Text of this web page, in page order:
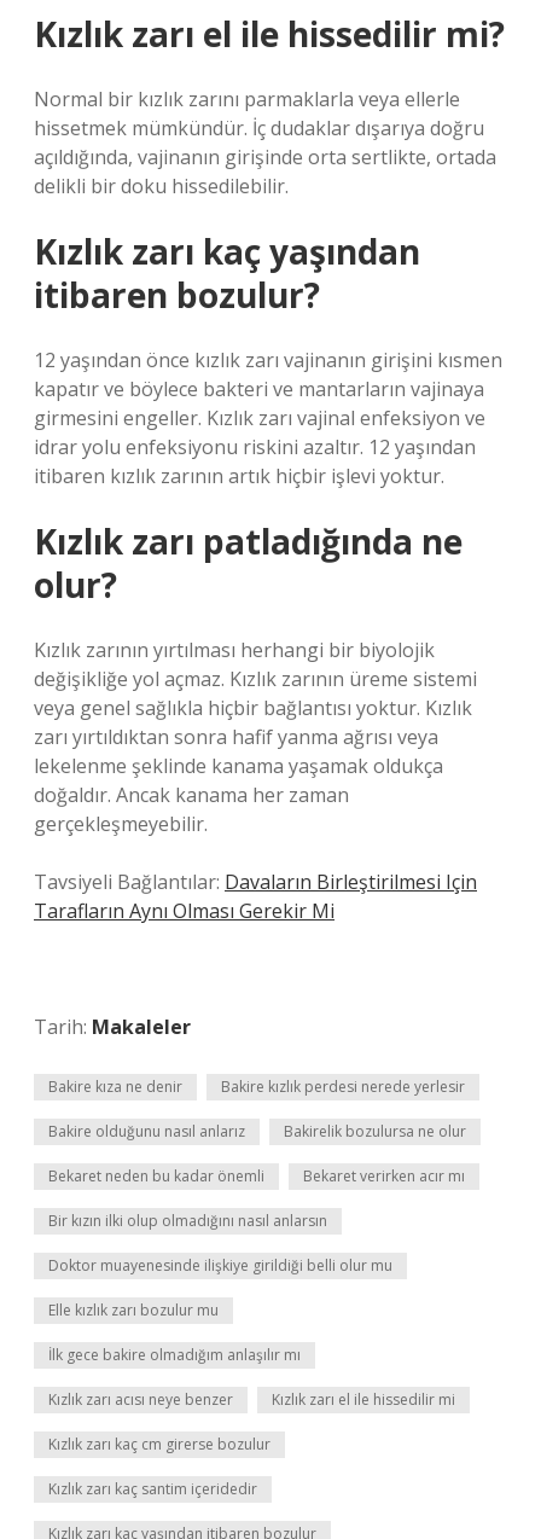
Kızlık zarı el ile hissedilir mi?
Normal bir kızlık zarını parmaklarla veya ellerle
hissetmek mümkündür. İç dudaklar dışarıya doğru
açıldığında, vajinanın girişinde orta sertlikte, ortada
delikli bir doku hissedilebilir.
Kızlık zarı kaç yaşından
itibaren bozulur?
12 yaşından önce kızlık zarı vajinanın girişini kısmen
kapatır ve böylece bakteri ve mantarların vajinaya
girmesini engeller. Kızlık zarı vajinal enfeksiyon ve
idrar yolu enfeksiyonu riskini azaltır. 12 yaşından
itibaren kızlık zarının artık hiçbir işlevi yoktur.
Kızlık zarı patladığında ne
olur?
Kızlık zarının yırtılması herhangi bir biyolojik
değişikliğe yol açmaz. Kızlık zarının üreme sistemi
veya genel sağlıkla hiçbir bağlantısı yoktur. Kızlık
zarı yırtıldıktan sonra hafif yanma ağrısı veya
lekelenme şeklinde kanama yaşamak oldukça
doğaldır. Ancak kanama her zaman
gerçekleşmeyebilir.
Tavsiyeli Bağlantılar: Davaların Birleştirilmesi Için
Tarafların Aynı Olması Gerekir Mi
Tarih: Makaleler
Bakire kıza ne denir Bakire kızlık perdesi nerede yerlesir
Bakire olduğunu nasıl anlarız Bakirelik bozulursa ne olur
Bekaret neden bu kadar önemli Bekaret verirken acır mı
Bir kızın ilki olup olmadığını nasıl anlarsın
Doktor muayenesinde ilişkiye girildiği belli olur mu
Elle kızlık zarı bozulur mu
İlk gece bakire olmadığım anlaşılır mı
Kızlık zarı acısı neye benzer Kızlık zarı el ile hissedilir mi
Kızlık zarı kaç cm girerse bozulur
Kızlık zarı kaç santim içeridedir
Kızlık zarı kaç yaşından itibaren bozulur